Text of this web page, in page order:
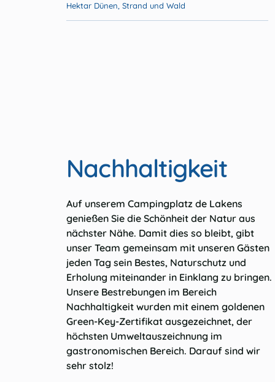
Hektar Dünen, Strand und Wald
Nachhaltigkeit
Auf unserem Campingplatz de Lakens
genießen Sie die Schönheit der Natur aus
nächster Nähe. Damit dies so bleibt, gibt
unser Team gemeinsam mit unseren Gästen
jeden Tag sein Bestes, Naturschutz und
Erholung miteinander in Einklang zu bringen.
Unsere Bestrebungen im Bereich
Nachhaltigkeit wurden mit einem goldenen
Green-Key-Zertifikat ausgezeichnet, der
höchsten Umweltauszeichnung im
gastronomischen Bereich. Darauf sind wir
sehr stolz!